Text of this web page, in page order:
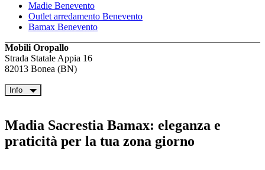
Madie Benevento
Outlet arredamento Benevento
Bamax Benevento
Mobili Oropallo
Strada Statale Appia 16
82013 Bonea (BN)
Info
Madia Sacrestia Bamax: eleganza e
praticità per la tua zona giorno